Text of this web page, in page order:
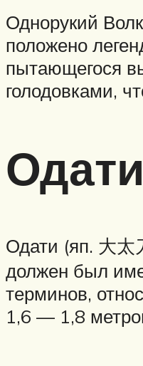
Однорукий
положено
пытающегося
голодовками,
Одати
Одати (яп. 大太
должен был
терминов,
1,6 — 1,8